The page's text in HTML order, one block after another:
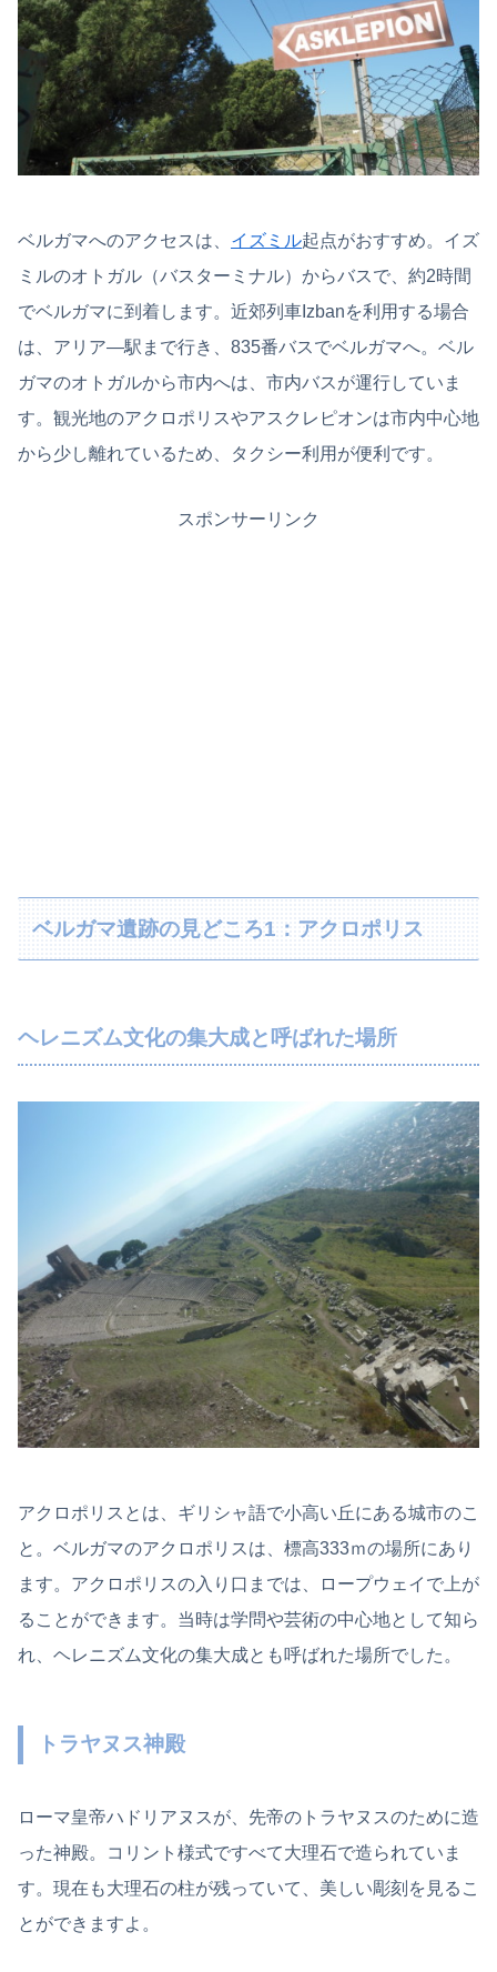
ベルガマへのアクセスは、 イズミル起点がおすすめ。イズ
ミルのオトガル（バスターミナル）からバスで、約2時間
でベルガマに到着します。近郊列車Izbanを利用する場合
は、アリア―駅まで行き、835番バスでベルガマへ。ベル
ガマのオトガルから市内へは、市内バスが運行していま
す。観光地のアクロポリスやアスクレピオンは市内中心地
から少し離れているため、タクシー利用が便利です。
スポンサーリンク
ベルガマ遺跡の見どころ1：アクロポリス
ヘレニズム文化の集大成と呼ばれた場所
アクロポリスとは、ギリシャ語で小高い丘にある城市のこ
と。ベルガマのアクロポリスは、標高333ｍの場所にあり
ます。アクロポリスの入り口までは、ロープウェイで上が
ることができます。当時は学問や芸術の中心地として知ら
れ、ヘレニズム文化の集大成とも呼ばれた場所でした。
トラヤヌス神殿
ローマ皇帝ハドリアヌスが、先帝のトラヤヌスのために造
った神殿。コリント様式ですべて大理石で造られていま
す。現在も大理石の柱が残っていて、美しい彫刻を見るこ
とができますよ。